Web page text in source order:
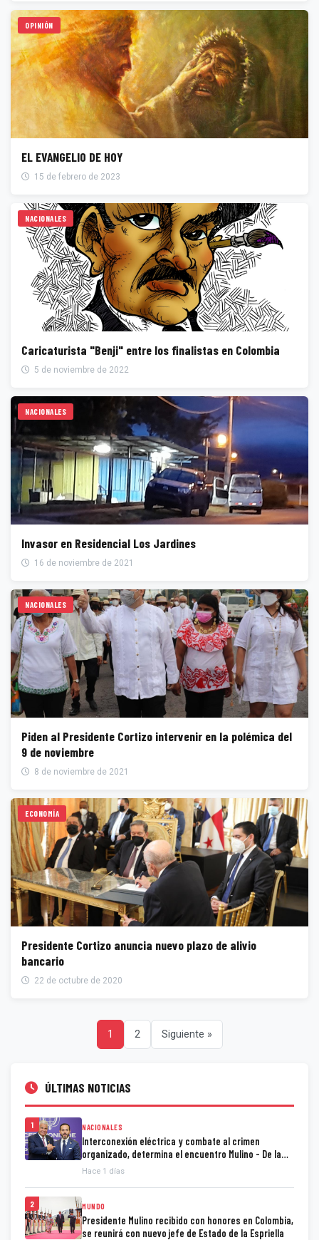
OPINIÓN
EL EVANGELIO DE HOY
15 de febrero de 2023
NACIONALES
Caricaturista "Benji" entre los finalistas en Colombia
5 de noviembre de 2022
NACIONALES
Invasor en Residencial Los Jardines
16 de noviembre de 2021
NACIONALES
Piden al Presidente Cortizo intervenir en la polémica del
9 de noviembre
8 de noviembre de 2021
ECONOMÍA
Presidente Cortizo anuncia nuevo plazo de alivio
bancario
22 de octubre de 2020
1 2 Siguiente »
ÚLTIMAS NOTICIAS
1 NACIONALES
Interconexión eléctrica y combate al crimen
organizado, determina el encuentro Mulino - De la
Espriella
Hace 1 días
2 MUNDO
Presidente Mulino recibido con honores en Colombia,
se reunirá con nuevo jefe de Estado de la Espriella